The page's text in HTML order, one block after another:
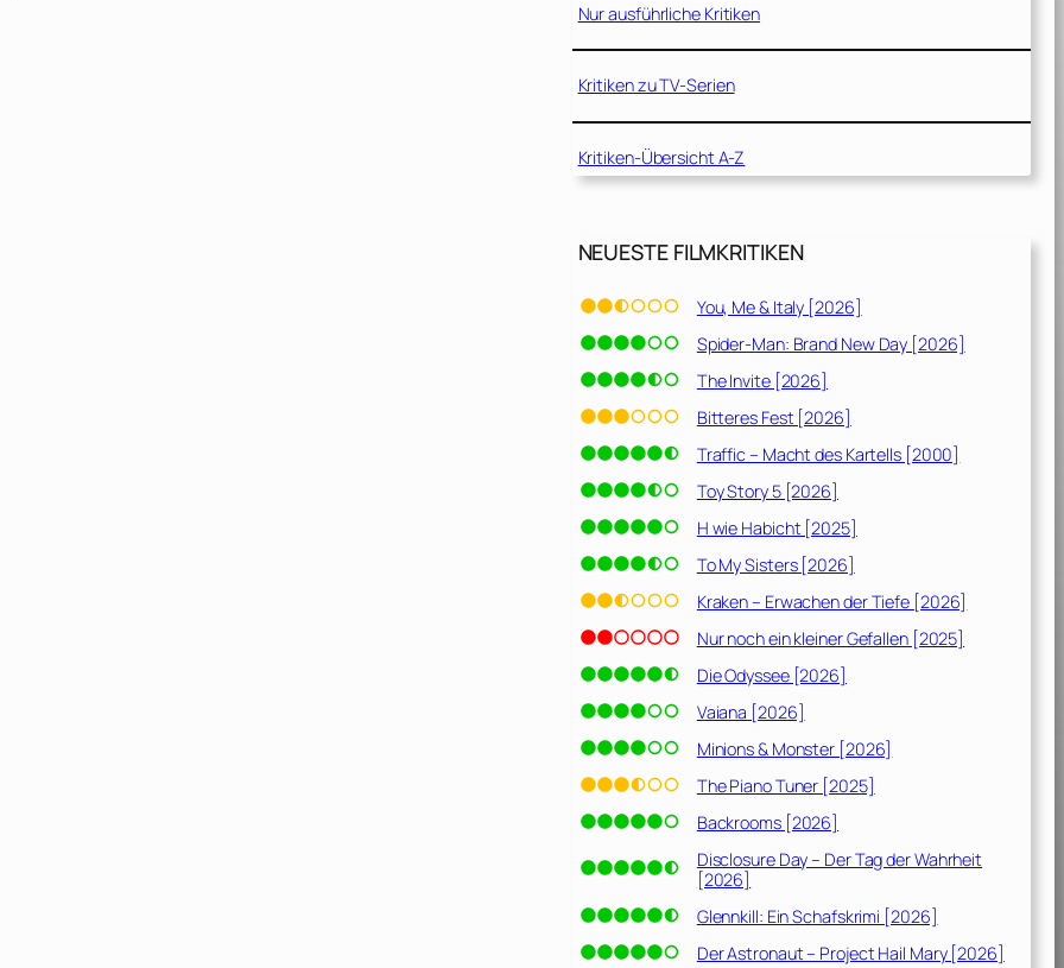
Nur ausführliche Kritiken
Kritiken zu TV-Serien
Kritiken-Übersicht A-Z
NEUESTE FILMKRITIKEN
You, Me & Italy [2026]
Spider-Man: Brand New Day [2026]
The Invite [2026]
Bitteres Fest [2026]
Traffic – Macht des Kartells [2000]
Toy Story 5 [2026]
H wie Habicht [2025]
To My Sisters [2026]
Kraken – Erwachen der Tiefe [2026]
Nur noch ein kleiner Gefallen [2025]
Die Odyssee [2026]
Vaiana [2026]
Minions & Monster [2026]
The Piano Tuner [2025]
Backrooms [2026]
Disclosure Day – Der Tag der Wahrheit
[2026]
Glennkill: Ein Schafskrimi [2026]
Der Astronaut – Project Hail Mary [2026]